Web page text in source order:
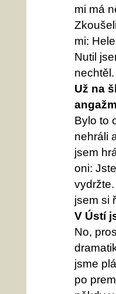
mi má
mi:
Nutil
Už na
Bylo to
nehráli
jsem
oni:
jsem si
V Ústí
No,
jsme
po